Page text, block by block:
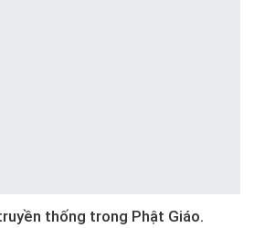
thống trong Phật Giáo.